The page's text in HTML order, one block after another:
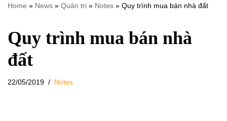
Home » News » Quản trị » Notes » Quy trình mua bán nhà đất
Quy trình mua bán nhà
đất
22/05/2019 Notes